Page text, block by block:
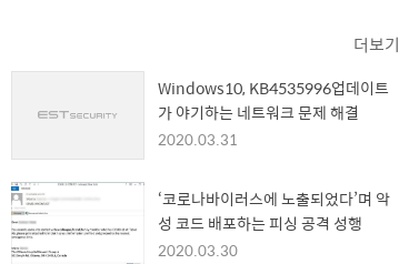
더보기
Windows10, KB4535996업데이트
가 야기하는 네트워크 문제 해결
2020.03.31
‘코로나바이러스에 노출되었다’며 악
성 코드 배포하는 피싱 공격 성행
2020.03.30